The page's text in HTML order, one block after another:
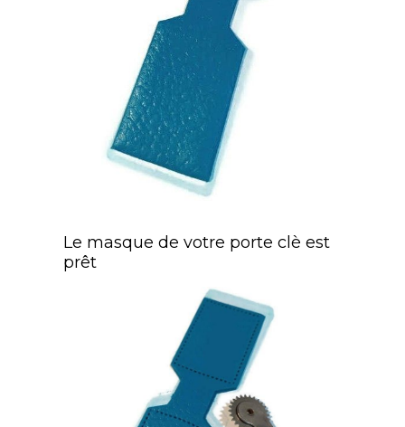
Le masque de votre porte clè est
prêt